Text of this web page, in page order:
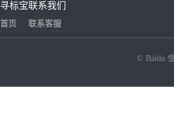
寻标宝
首页
联系我们
联系客服
© Baidu